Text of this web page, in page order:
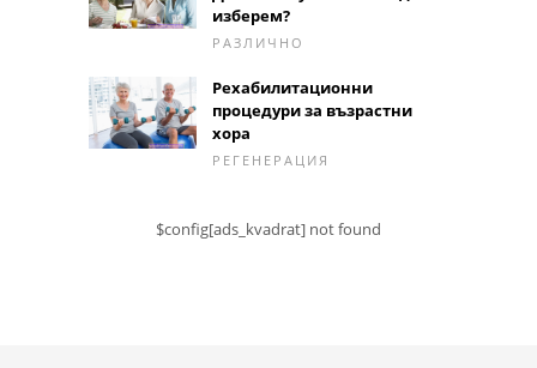
изберем?
РАЗЛИЧНО
Рехабилитационни
процедури за възрастни
хора
РЕГЕНЕРАЦИЯ
$config[ads_kvadrat] not found